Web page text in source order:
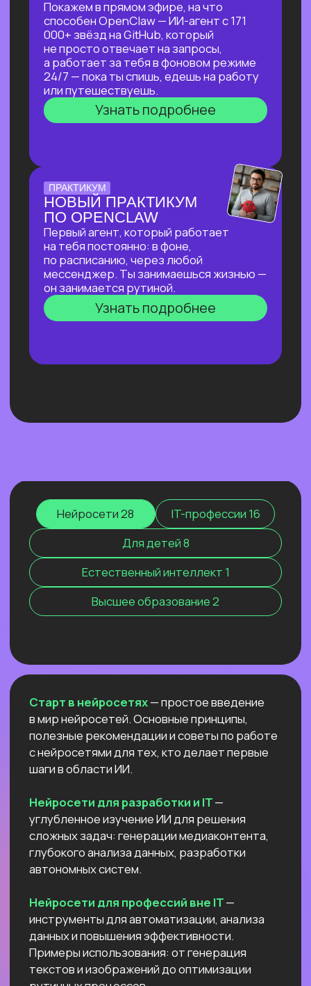
БОЛЬШОЙ ПРАКТИКУМ
ПО СОЗДАНИЮ
ВИЗУАЛЬНОГО КОНТЕНТА
С ИИ-ИНСТРУМЕНТАМИ,
ДОСТУПНЫМИ В РФ
За 2 часа покажем, как создавать
трендовый видеоконтент уровня Veo‑3,
цифровых аватаров и визуал
ОТКРЫТАЯ ЛЕКЦИЯ
ИИ ДЛЯ РУКОВОДИТЕЛЯ:
КАК ОСВОБОДИТЬ 10+
ЧАСОВ В НЕДЕЛЮ
И ПОВЫСИТЬ
ЭФФЕКТИВНОСТЬ
КОМАНДЫ?
И перейти от «Мне не хватает времени
разобраться с ИИ» к «Часть вопросов
и процессов закрывает ИИ»
Узнать подробнее
Покажем ИИ-контекстолога, который
методы разработкив 2−4 раза быстрее
с помощью нейросетей и no-соde
инструментов!
Промпт-инжиниринг— это
взаимодействие с нейросетями, которое
превращает твои идеи в мощные ИИ-
решения: автоматизация рутину,
Для детей 8
Высшее образование 2
Чат-боты
Вайб-кодинг